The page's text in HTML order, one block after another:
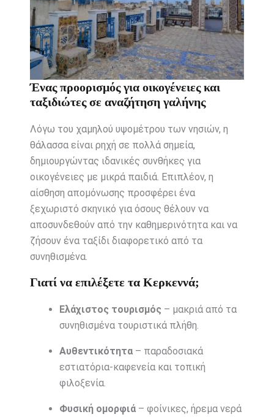
Ένας προορισμός για οικογένειες και
ταξιδιώτες σε αναζήτηση γαλήνης
Λόγω του χαμηλού υψομέτρου των νησιών, η
θάλασσα είναι ρηχή σε πολλά σημεία,
δημιουργώντας ιδανικές συνθήκες για
οικογένειες με μικρά παιδιά. Επιπλέον, η
αίσθηση απομόνωσης προσφέρει ένα
ξεχωριστό σκηνικό για όσους θέλουν να
αποσυνδεθούν από την καθημερινότητα και να
ζήσουν ένα ταξίδι διαφορετικό από τα
συνηθισμένα.
Γιατί να επιλέξετε τα Κερκεννά;
Ελάχιστος τουρισμός – μακριά από τα
συνηθισμένα τουριστικά πλήθη.
Αυθεντικότητα– παραδοσιακά
εστιατόρια-καφενεία και τοπική
φιλοξενία.
Φυσική ομορφιά– φοίνικες, ήρεμα νερά